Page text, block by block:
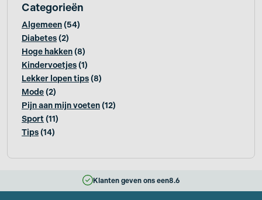
Categorieën
Algemeen(54)
Diabetes(2)
Hoge hakken(8)
Kindervoetjes(1)
Lekker lopen tips(8)
Mode(2)
Pijn aan mijn voeten(12)
Sport (11)
Tips(14)
Klanten geven ons een8.6